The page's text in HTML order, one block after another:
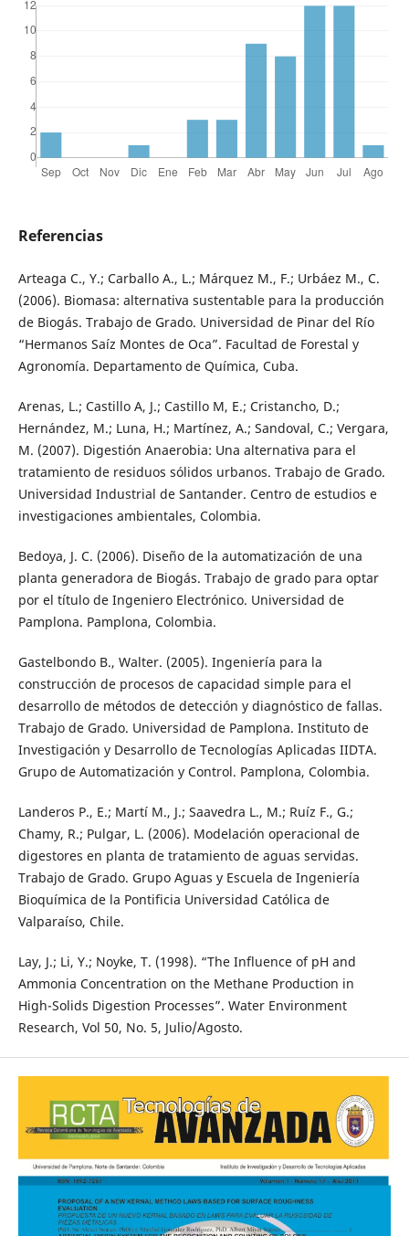
Referencias
Arteaga C., Y.; Carballo A., L.; Márquez M., F.; Urbáez M., C.
(2006). Biomasa: alternativa sustentable para la producción
de Biogás. Trabajo de Grado. Universidad de Pinar del Río
“Hermanos Saíz Montes de Oca”. Facultad de Forestal y
Agronomía. Departamento de Química, Cuba.
Arenas, L.; Castillo A, J.; Castillo M, E.; Cristancho, D.;
Hernández, M.; Luna, H.; Martínez, A.; Sandoval, C.; Vergara,
M. (2007). Digestión Anaerobia: Una alternativa para el
tratamiento de residuos sólidos urbanos. Trabajo de Grado.
Universidad Industrial de Santander. Centro de estudios e
investigaciones ambientales, Colombia.
Bedoya, J. C. (2006). Diseño de la automatización de una
planta generadora de Biogás. Trabajo de grado para optar
por el título de Ingeniero Electrónico. Universidad de
Pamplona. Pamplona, Colombia.
Gastelbondo B., Walter. (2005). Ingeniería para la
construcción de procesos de capacidad simple para el
desarrollo de métodos de detección y diagnóstico de fallas.
Trabajo de Grado. Universidad de Pamplona. Instituto de
Investigación y Desarrollo de Tecnologías Aplicadas IIDTA.
Grupo de Automatización y Control. Pamplona, Colombia.
Landeros P., E.; Martí M., J.; Saavedra L., M.; Ruíz F., G.;
Chamy, R.; Pulgar, L. (2006). Modelación operacional de
digestores en planta de tratamiento de aguas servidas.
Trabajo de Grado. Grupo Aguas y Escuela de Ingeniería
Bioquímica de la Pontificia Universidad Católica de
Valparaíso, Chile.
Lay, J.; Li, Y.; Noyke, T. (1998). “The Influence of pH and
Ammonia Concentration on the Methane Production in
High-Solids Digestion Processes”. Water Environment
Research, Vol 50, No. 5, Julio/Agosto.